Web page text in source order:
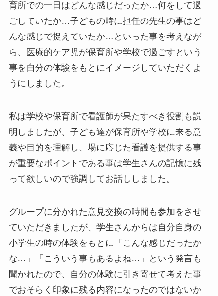
育所での一日はどんな感じだったか…何をして過
ごしていたか…子どもの時に担任の先生の事はど
んな感じで捉えていたか…といった事を考えなが
ら、医療的ケア児が保育所や学校で過ごすという
事を自分の体験をもとにイメージしていただくよ
うにしました。
私は学校や保育所で看護師が果たすべき役割も説
明しましたが、子ども達が保育所や学校に来る意
義や目的を理解し、場に応じた看護を提供する事
が重要なポイントである事は学生さんの記憶に残
って欲しいので強調してお話ししました。
グループに分かれた意見交換の時間も参加をさせ
ていただきましたが、学生さんからは自分自身の
小学生の時の体験をもとに「こんな感じだったか
な…」「こういう事もあるよね…」という発言も
聞かれたので、自分の体験に引き寄せて考えた事
でおそらく印象に残る内容になったのではないか